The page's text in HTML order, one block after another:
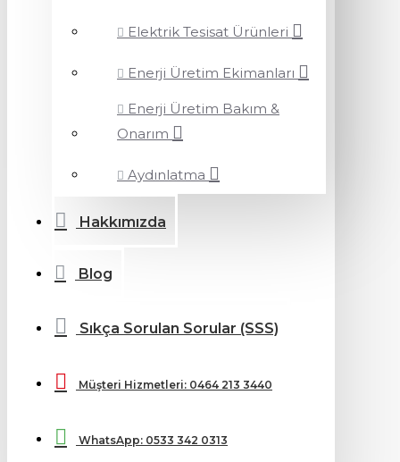
Elektrik Tesisat Ürünleri
Enerji Üretim Ekimanları
Enerji Üretim Bakım &
Onarım
Aydınlatma
Hakkımızda
Blog
Sıkça Sorulan Sorular (SSS)
Müşteri Hizmetleri: 0464 213 3440
WhatsApp: 0533 342 0313